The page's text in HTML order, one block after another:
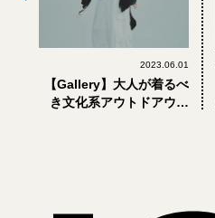
2023.06.01
【Gallery】大人が着るべ
き文化系アウトドアウェ